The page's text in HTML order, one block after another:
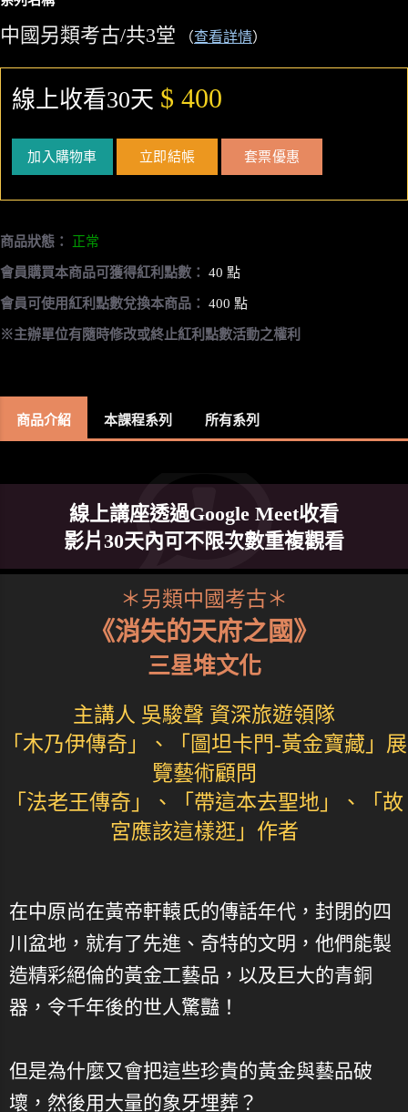
中國另類考古/共3堂 （查看詳情）
線上收看30天 $ 400
加入購物車 立即結帳 套票優惠
商品狀態： 正常
會員購買本商品可獲得紅利點數： 40 點
會員可使用紅利點數兌換本商品： 400 點
※主辦單位有隨時修改或終止紅利點數活動之權利
商品介紹 本課程系列 所有系列
線上講座透過Google Meet收看
影片30天內可不限次數重複觀看
＊另類中國考古＊
《消失的天府之國》
三星堆文化
主講人 吳駿聲 資深旅遊領隊
「木乃伊傳奇」、「圖坦卡門-黃金寶藏」展
覽藝術顧問
「法老王傳奇」、「帶這本去聖地」、「故
宮應該這樣逛」作者
在中原尚在黃帝軒轅氏的傳話年代，封閉的四
川盆地，就有了先進、奇特的文明，他們能製
造精彩絕倫的黃金工藝品，以及巨大的青銅
器，令千年後的世人驚豔！
但是為什麼又會把這些珍貴的黃金與藝品破
壞，然後用大量的象牙埋葬？